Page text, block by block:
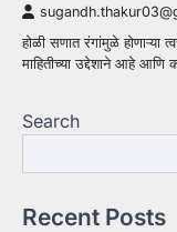
होळी सणात रंगांमुळे
माहितीच्या उद्देशाने आहे
Search
Recent Posts